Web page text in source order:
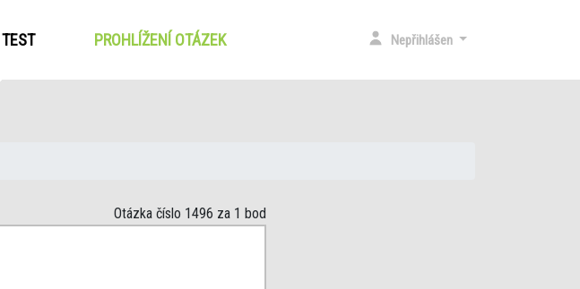
PROHLÍŽENÍ OTÁZEK(CURRENT) Nepřihlášen
Otázka číslo 1496 za 1 bod